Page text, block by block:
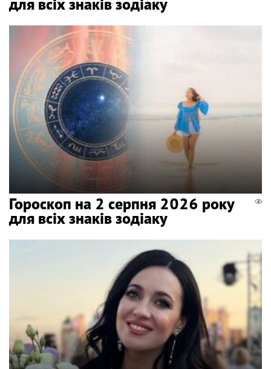
Гороскоп на 2 серпня 2026 року
для всіх знаків зодіаку